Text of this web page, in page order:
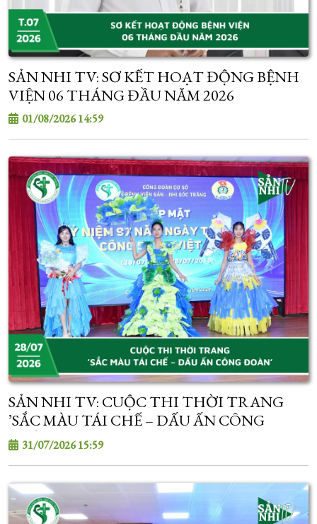
SẢN NHI TV: SƠ KẾT HOẠT ĐỘNG BỆNH
VIỆN 06 THÁNG ĐẦU NĂM 2026
01/08/2026 14:59
SẢN NHI TV: CUỘC THI THỜI TRANG
’SẮC MÀU TÁI CHẾ – DẤU ẤN CÔNG
ĐOÀN’
31/07/2026 15:59